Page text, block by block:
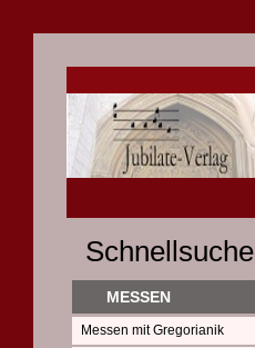
Schnellsuche
MESSEN
Messen mit Gregorianik